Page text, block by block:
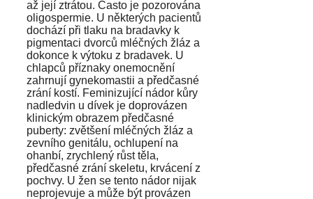
až její ztrátou. Často je pozorována
oligospermie. U některých pacientů
dochází při tlaku na bradavky k
pigmentaci dvorců mléčných žláz a
dokonce k výtoku z bradavek. U
chlapců příznaky onemocnění
zahrnují gynekomastii a předčasné
zrání kostí. Feminizující nádor kůry
nadledvin u dívek je doprovázen
klinickým obrazem předčasné
puberty: zvětšení mléčných žláz a
zevního genitálu, ochlupení na
ohanbí, zrychlený růst těla,
předčasné zrání skeletu, krvácení z
pochvy. U žen se tento nádor nijak
neprojevuje a může být provázen